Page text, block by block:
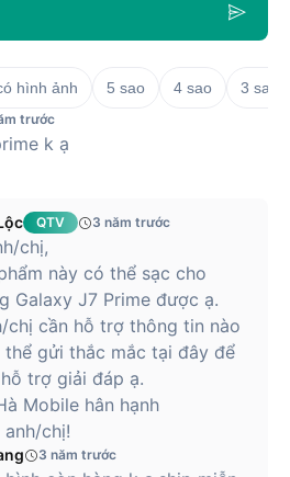
hình ảnh 5 sao 4 sao 3 sao
trước
k ạ
QTV 3 năm trước
chị,
này có thể sạc cho
Galaxy J7 Prime được ạ.
chị cần hỗ trợ thông tin nào
thể gửi thắc mắc tại đây để
trợ giải đáp ạ.
Mobile hân hạnh
chị!
3 năm trước